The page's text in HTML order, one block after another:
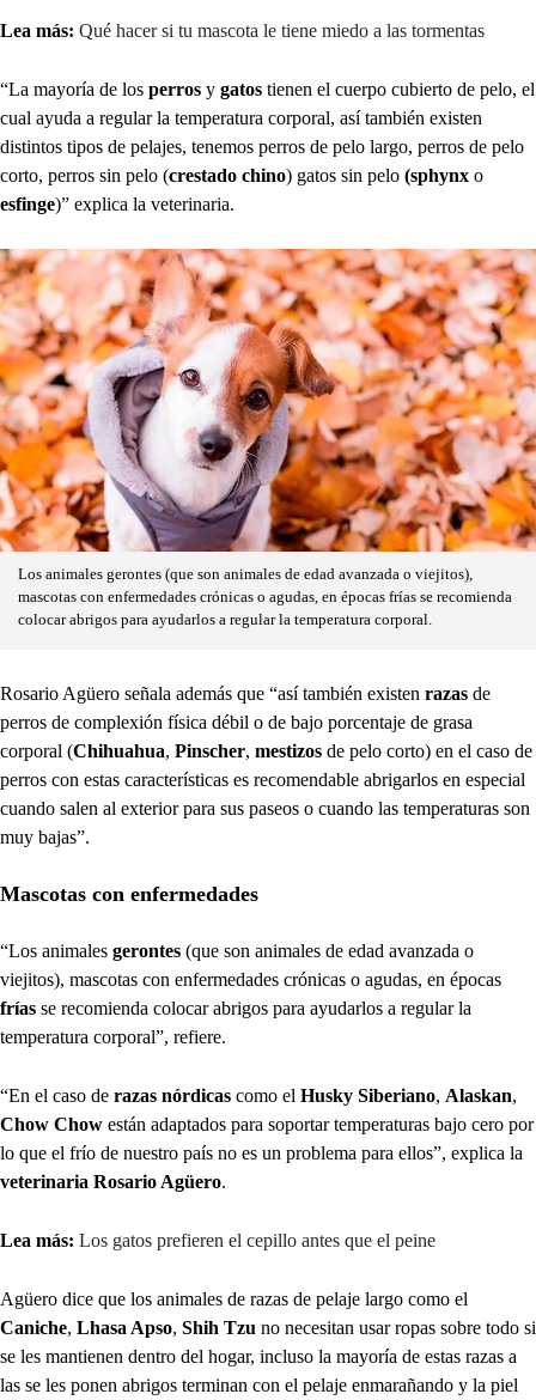
Lea más: Qué hacer si tu mascota le tiene miedo a las tormentas
“La mayoría de los perros y gatos tienen el cuerpo cubierto de pelo, el
cual ayuda a regular la temperatura corporal, así también existen
distintos tipos de pelajes, tenemos perros de pelo largo, perros de pelo
corto, perros sin pelo (crestado chino) gatos sin pelo (sphynx o
esfinge)” explica la veterinaria.
Los animales gerontes (que son animales de edad avanzada o viejitos),
mascotas con enfermedades crónicas o agudas, en épocas frías se recomienda
colocar abrigos para ayudarlos a regular la temperatura corporal.
Rosario Agüero señala además que “así también existen razas de
perros de complexión física débil o de bajo porcentaje de grasa
corporal (Chihuahua, Pinscher, mestizos de pelo corto) en el caso de
perros con estas características es recomendable abrigarlos en especial
cuando salen al exterior para sus paseos o cuando las temperaturas son
muy bajas”.
Mascotas con enfermedades
“Los animales gerontes (que son animales de edad avanzada o
viejitos), mascotas con enfermedades crónicas o agudas, en épocas
frías se recomienda colocar abrigos para ayudarlos a regular la
temperatura corporal”, refiere.
“En el caso de razas nórdicas como el Husky Siberiano, Alaskan,
Chow Chow están adaptados para soportar temperaturas bajo cero por
lo que el frío de nuestro país no es un problema para ellos”, explica la
veterinaria Rosario Agüero.
Lea más: Los gatos prefieren el cepillo antes que el peine
Agüero dice que los animales de razas de pelaje largo como el
Caniche, Lhasa Apso, Shih Tzu no necesitan usar ropas sobre todo si
se les mantienen dentro del hogar, incluso la mayoría de estas razas a
las se les ponen abrigos terminan con el pelaje enmarañando y la piel